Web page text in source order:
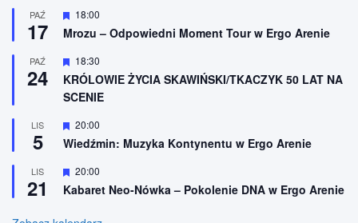
en
o
e
PAŹ
17
W
r
ż
n
i
o
e
18:00
Mrozu – Odpowiedni Moment Tour w Ergo Arenie
PAŹ
24
W
y
r
ó
n
i
o
e
18:30
KRÓLOWIE ŻYCIA SKAWIŃSKI/TKACZYK 50 LAT NA
SCENIE
LIS
5
W
y
r
ż
n
20:00
Wiedźmin: Muzyka Kontynentu w Ergo Arenie
LIS
21
W
y
r
20:00
Kabaret Neo-Nówka – Pokolenie DNA w Ergo Arenie